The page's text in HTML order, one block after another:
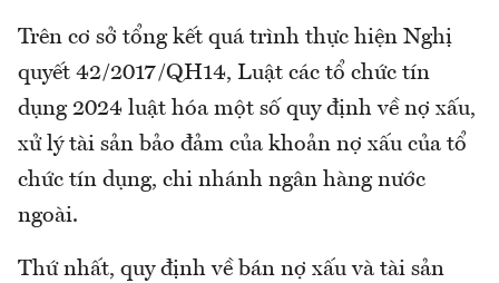
Trên cơ sở tổng kết quá trình thực hiện Nghị
quyết 42/2017/QH14, Luật các tổ chức tín
dụng 2024 luật hóa một số quy định về nợ xấu,
xử lý tài sản bảo đảm của khoản nợ xấu của tổ
chức tín dụng, chi nhánh ngân hàng nước
ngoài.
Thứ nhất, quy định về bán nợ xấu và tài sản